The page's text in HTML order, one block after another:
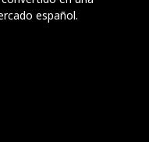
español.